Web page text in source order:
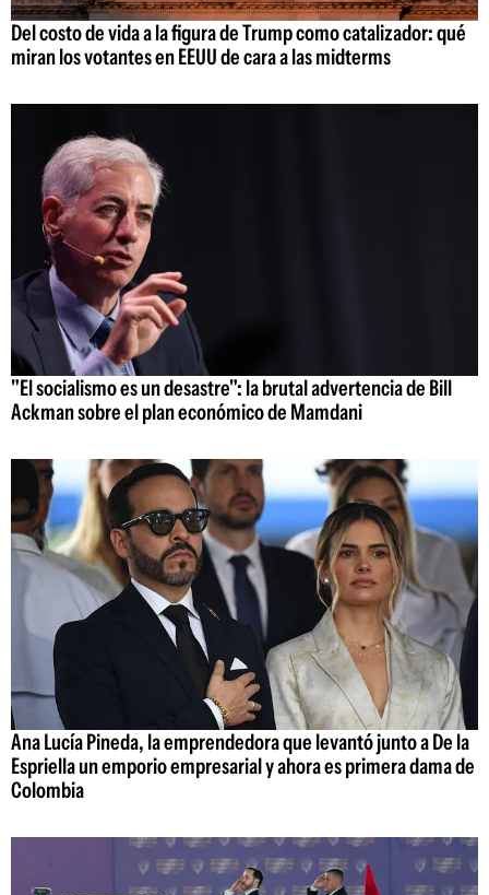
Del costo de vida a la figura de Trump como catalizador: qué
miran los votantes en EEUU de cara a las midterms
"El socialismo es un desastre": la brutal advertencia de Bill
Ackman sobre el plan económico de Mamdani
Ana Lucía Pineda, la emprendedora que levantó junto a De la
Espriella un emporio empresarial y ahora es primera dama de
Colombia